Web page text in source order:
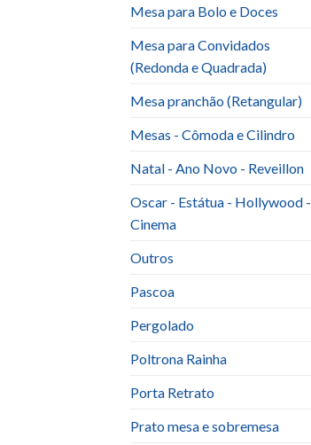
Mesa para Bolo e Doces
Mesa para Convidados
(Redonda e Quadrada)
Mesa pranchão (Retangular)
Mesas - Cômoda e Cilindro
Natal - Ano Novo - Reveillon
Oscar - Estátua - Hollywood -
Cinema
Outros
Pascoa
Pergolado
Poltrona Rainha
Porta Retrato
Prato mesa e sobremesa